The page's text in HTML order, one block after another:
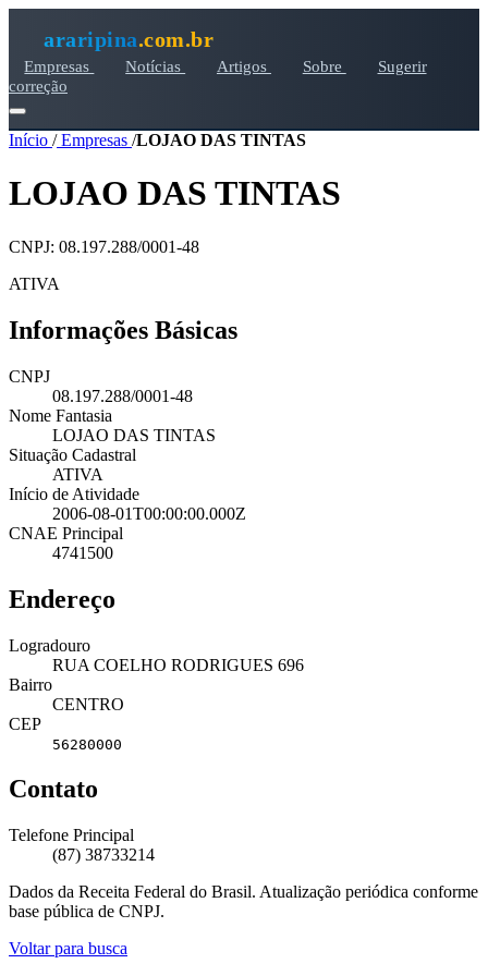
araripina.com.br
Empresas Notícias Artigos Sobre
Sugerir
correção
Início /Empresas /LOJAO DAS TINTAS
LOJAO DAS TINTAS
CNPJ: 08.197.288/0001-48
ATIVA
Informações Básicas
CNPJ
08.197.288/0001-48
Nome Fantasia
LOJAO DAS TINTAS
Situação Cadastral
ATIVA
Início de Atividade
2006-08-01T00:00:00.000Z
CNAE Principal
4741500
Endereço
Logradouro
RUA COELHO RODRIGUES 696
Bairro
CENTRO
CEP
56280000
Contato
Telefone Principal
(87) 38733214
Dados da Receita Federal do Brasil. Atualização periódica conforme
base pública de CNPJ.
Voltar para busca